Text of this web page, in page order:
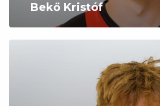
Bekő Kristóf